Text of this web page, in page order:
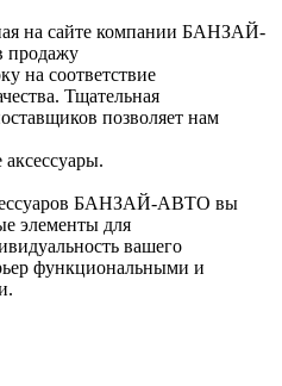
на сайте компании БАНЗАЙ-
продажу
на соответствие
Тщательная
позволяет нам
БАНЗАЙ-АВТО вы
элементы для
вашего
функциональными и